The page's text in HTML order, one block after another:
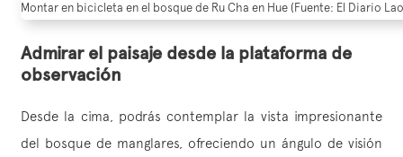
Montar en bicicleta en el bosque de Ru Cha en Hue (Fuente: El Diario
Admirar el paisaje desde la plataforma de
observación
Desde la cima, podrás contemplar la vista impresionante
del bosque de manglares, ofreciendo un ángulo de visión